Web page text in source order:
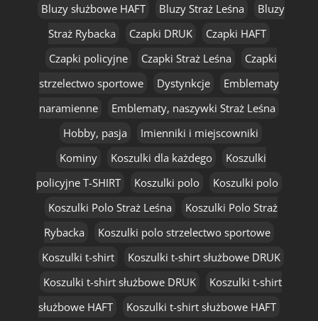
Bluzy służbowe HAFT Bluzy Straż Leśna
Bluzy
Straż Rybacka
Czapki DRUK
Czapki HAFT
Czapki policyjne
Czapki Straż Leśna
Czapki
strzelectwo sportowe
Dystynkcje
Emblematy
naramienne
Emblematy, naszywki Straż Leśna
Hobby, pasja
Imienniki i miejscowniki
Kominy
Koszulki dla każdego
Koszulki
policyjne T-SHIRT
Koszulki polo
Koszulki polo
Koszulki Polo Straż Leśna
Koszulki Polo Straż
Rybacka
Koszulki polo strzelectwo sportowe
Koszulki t-shirt
Koszulki t-shirt służbowe DRUK
Koszulki t-shirt służbowe DRUK
Koszulki t-shirt
służbowe HAFT
Koszulki t-shirt służbowe HAFT